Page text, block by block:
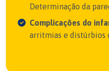
Determinação da
Complicações do
arritmias e distúrbios